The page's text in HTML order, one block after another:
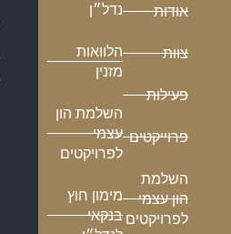
אודות
צוות
פעילות
פרוייקטים
השלמת
הון עצמי
לפרויקטים
נדל״ן
הלוואות
מזנין
השלמת הון
עצמי
לפרויקטים
מימון חוץ
בנקאי